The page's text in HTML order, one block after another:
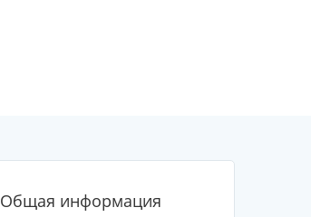
Общая информация